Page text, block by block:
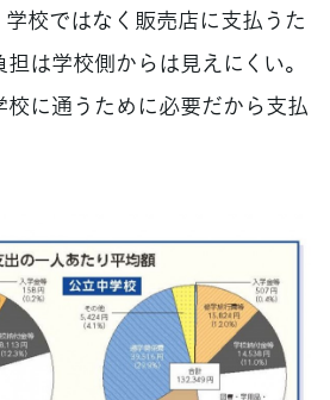
学校ではなく販売店に支払うた
は学校側からは見えにくい。
校に通うために必要だから支払